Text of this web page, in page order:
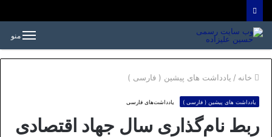
منو
خانه / یادداشت های پیشین ( فارسی )
یادداشت های پیشین ( فارسی ) یادداشت‌های فارسی
ربط نام‌گذاری سال جهاد اقتصادی